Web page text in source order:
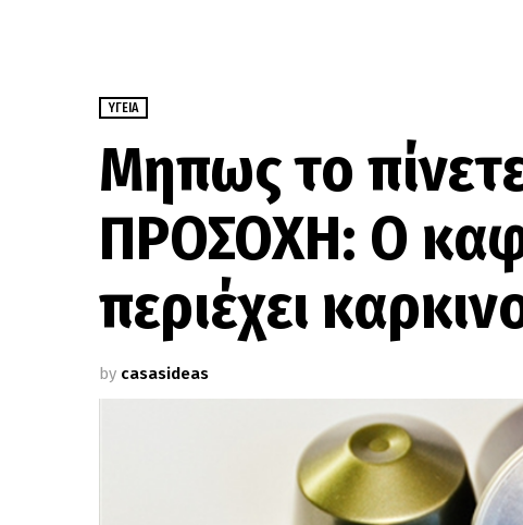
ΥΓΕΊΑ
Mηπως το
ΠΡΟΣΟΧΗ: Ο
περιέχει
by casasideas